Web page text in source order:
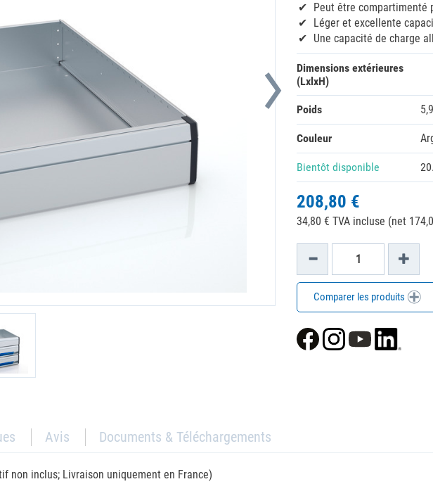
Peut être compartimenté
Léger et excellente
Une capacité de charge
Dimensions extérieures
(LxlxH)
Poids
Couleur
Bientôt disponible
208,80 €
34,80 € TVA incluse (net
Comparer les produits
Avis Documents & Téléchargements
non inclus; Livraison uniquement en France)